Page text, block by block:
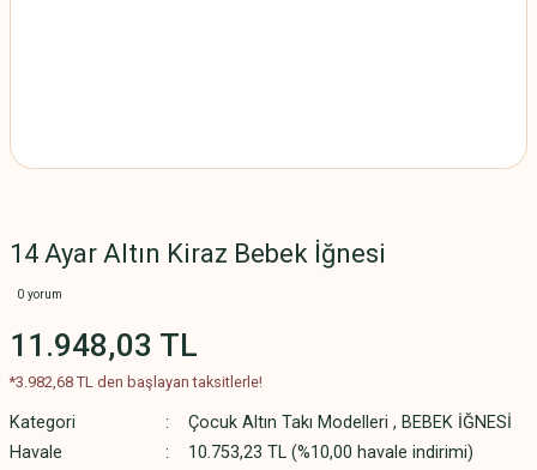
14 Ayar Altın Kiraz Bebek İğnesi
0 yorum
11.948,03 TL
*3.982,68 TL den başlayan taksitlerle!
Kategori Çocuk Altın Takı Modelleri , BEBEK İĞNESİ
Havale
10.753,23 TL (%10,00 havale indirimi)